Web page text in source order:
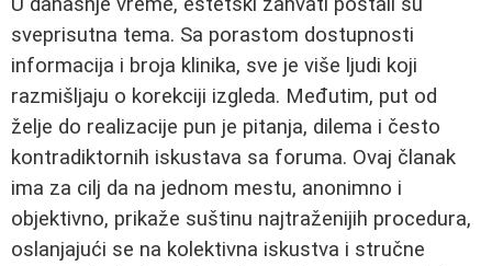
sveprisutna tema. Sa porastom dostupnosti
informacija i broja klinika, sve je više ljudi koji
razmišljaju o korekciji izgleda. Međutim, put od
želje do realizacije pun je pitanja, dilema i često
kontradiktornih iskustava sa foruma. Ovaj članak
ima za cilj da na jednom mestu, anonimno i
objektivno, prikaže suštinu najtraženijih procedura,
oslanjajući se na kolektivna iskustva i stručne